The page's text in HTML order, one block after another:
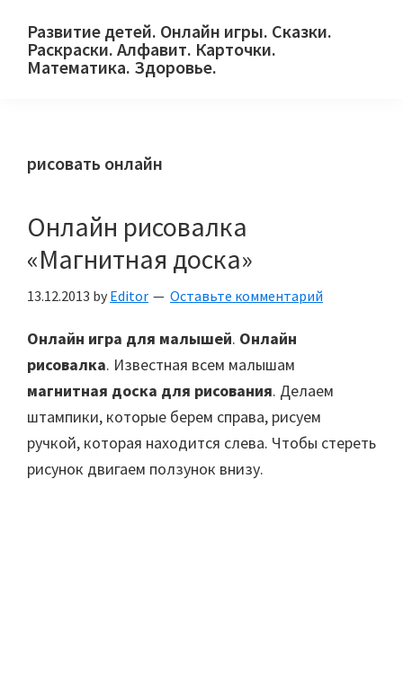
primary
main
primary
Развитие детей. Онлайн игры. Сказки.
Раскраски. Алфавит. Карточки.
Математика. Здоровье.
и
родителей.
рисовать онлайн
Онлайн рисовалка
«Магнитная доска»
13.12.2013 by Editor Оставьте комментарий
Онлайн игра для малышей. Онлайн
рисовалка. Известная всем малышам
магнитная доска для рисования. Делаем
штампики, которые берем справа, рисуем
ручкой, которая находится слева. Чтобы стереть
рисунок двигаем ползунок внизу.